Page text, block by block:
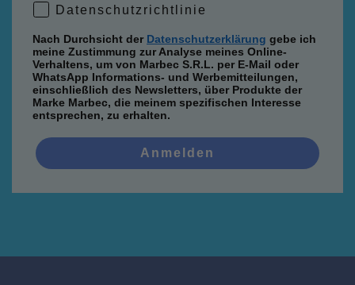
Agglomerate.
Datenschutzrichtlinie
Datenschutzrichtlinie
Nach Durchsicht der Datenschutzerklärung gebe ich
meine Zustimmung zur Analyse meines Online-
Verhaltens, um von Marbec S.R.L. per E-Mail oder
WhatsApp Informations- und Werbemitteilungen,
einschließlich des Newsletters, über Produkte der
Marke Marbec, die meinem spezifischen Interesse
entsprechen, zu erhalten.
Anmelden